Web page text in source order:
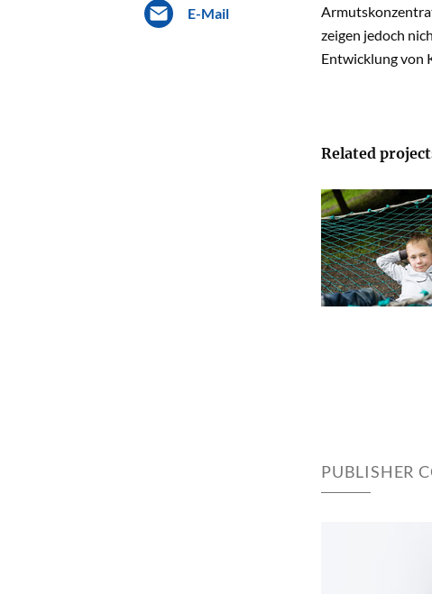
E-Mail
zeigen jedoch
Entwicklung von
Related
PUBLISHER